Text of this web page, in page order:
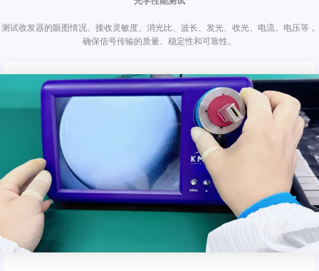
测试收发器的眼图情况、接收灵敏度、消光比、波长、发光、收光、电流、电压等，
确保信号传输的质量、稳定性和可靠性。